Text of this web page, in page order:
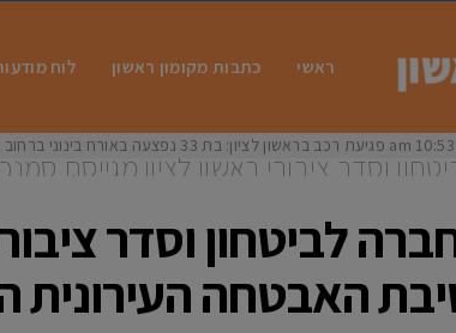
ראשי כתבות מקומון ראשון לוח
10:53 am פגיעת רכב בראשון לציון: בת 33 נפצעה באורח בינוני ברחוב ירושלים
וסדר ציבורי ראשון לציון מגייסת
העצמאית הראשונה בישראל
לביטחון וסדר
האבטחה העירונית